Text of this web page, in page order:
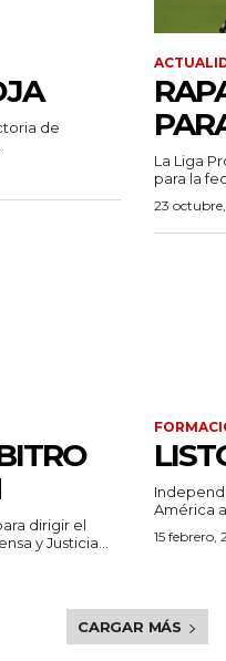
de
La Liga
para la
23
dirigir el
y Justicia...
América a
15 febrero,
CARGAR MÁS